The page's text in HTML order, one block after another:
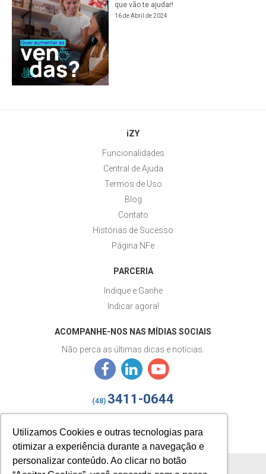
Utilizamos Cookies e outras tecnologias para
otimizar a experiência durante a navegação e
personalizar conteúdo. Ao clicar no botão
que vão te ajudar!
16 de Abril de 2024
iZY
Funcionalidades
Central de Ajuda
Termos de Uso
Blog
Contato
Histórias de Sucesso
Página NFe
PARCERIA
Indique e Ganhe
Indicar agora!
ACOMPANHE-NOS NAS MÍDIAS SOCIAIS
Não perca as últimas dicas e notícias.
(48) 3411-0644
izy@gestaoizy.com.br